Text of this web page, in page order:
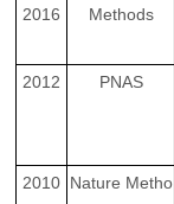
2016 Methods
2012
PNAS
2010 Nature Metho